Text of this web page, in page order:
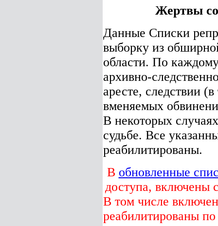
Жертвы
Данные Списки
выборку из
области. По
архивно-
аресте, следствии
вменяемых
В некоторых
судьбе. Все
реабилитированы.
В обновленные
доступа, включены
В том числе
реабилитированы